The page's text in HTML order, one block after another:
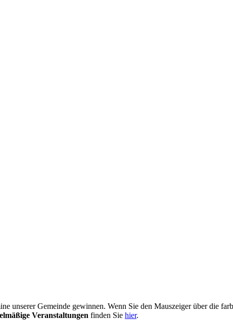
unserer Gemeinde gewinnen. Wenn Sie den Mauszeiger über die
Veranstaltungen finden Sie hier.